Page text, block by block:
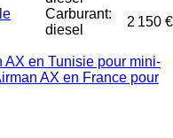
Carburant:
diesel
2 150 €
AX en Tunisie pour mini-
AX en France pour